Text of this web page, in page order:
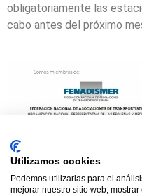
obligatoriamente las
cabo antes del próximo
© 2021 TODOS LOS
Utilizamos cookies
Podemos utilizarlas para el
mejorar nuestro sitio web,